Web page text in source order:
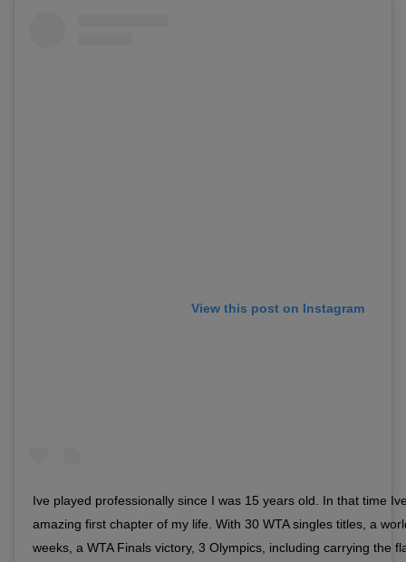
View this post on Instagram
Ive played professionally since I was 15 years old. In that time
amazing first chapter of my life. With 30 WTA singles titles, a
weeks, a WTA Finals victory, 3 Olympics, including carrying the